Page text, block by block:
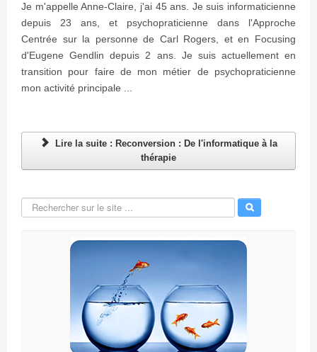
Je m'appelle Anne-Claire, j'ai 45 ans. Je suis informaticienne
depuis 23 ans, et psychopraticienne dans l'Approche
Centrée sur la personne de Carl Rogers, et en Focusing
d'Eugene Gendlin depuis 2 ans. Je suis actuellement en
transition pour faire de mon métier de psychopraticienne
mon activité principale ...
Lire la suite : Reconversion : De l'informatique à la
thérapie